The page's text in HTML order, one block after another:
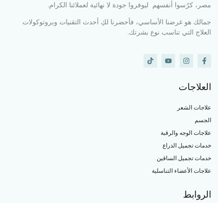
مصر، كرّسوا أنفسهم ليوفروا جودة لا نهائية لعملائنا الكرام.
جمالك هو غرضنا الأساسي، فأحضرنا لكِ أحدث التقنيات وبروتوكولات
العلاج التي تناسب نوع بشرتك.
العلاجات
علاجات الشعر
الجسم
علاجات الوجه والرقبة
خدمات تجميل الذراع
خدمات تجميل الساقين
علاجات الأعضاء التناسلية
الروابط